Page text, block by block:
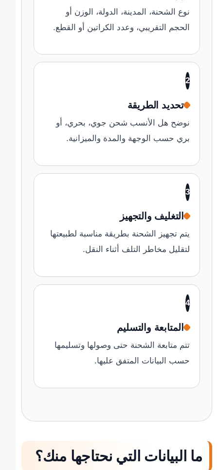
نوع الشحنة، المدينة، الدولة، الوزن أو
الحجم التقريبي، وعدد الكراتين أو القطع.
2
تحديد الطريقة
نوضح هل الأنسب شحن جوي، بحري، أو
بري حسب الوجهة والمدة والميزانية.
3
التغليف والتجهيز
يتم تجهيز الشحنة بطريقة مناسبة لطبيعتها
لتقليل مخاطر التلف أثناء النقل.
4
المتابعة والتسليم
تتم متابعة الشحنة حتى وصولها وتسليمها
حسب البيانات المتفق عليها.
ما البيانات التي نحتاجها منك؟